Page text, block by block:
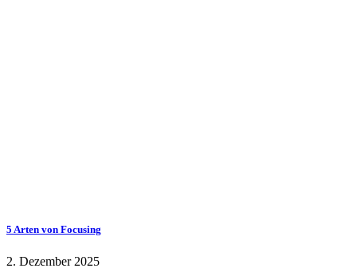
5 Arten von Focusing
2. Dezember 2025